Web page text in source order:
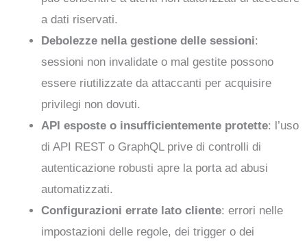
a dati riservati.
Debolezze nella gestione delle sessioni:
sessioni non invalidate o mal gestite possono
essere riutilizzate da attaccanti per acquisire
privilegi non dovuti.
API esposte o insufficientemente protette: l’uso
di API REST o GraphQL prive di controlli di
autenticazione robusti apre la porta ad abusi
automatizzati.
Configurazioni errate lato cliente: errori nelle
impostazioni delle regole, dei trigger o dei